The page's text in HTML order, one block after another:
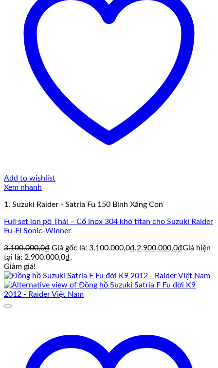
Add to wishlist
Xem nhanh
1. Suzuki Raider - Satria Fu 150 Bình Xăng Con
Full set lon pô Thái – Cổ inox 304 khò titan cho Suzuki Raider
Fu-Fi Sonic-Winner
3.100.000,0₫ Giá gốc là: 3.100.000,0₫.2.900.000,0₫Giá hiện
tại là: 2.900.000,0₫.
Giảm giá!